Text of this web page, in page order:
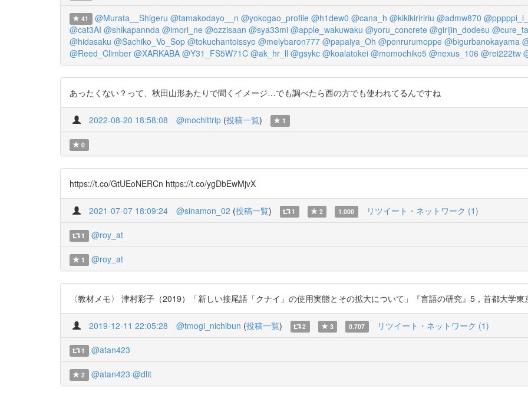
41 @Murata__Shigeru @tamakodayo__n @yokogao_profile @h1dew0 @cana_h @kikikiriririu @admw870
@cat3AI @shikapannda @imori_ne @ozzisaan @sya33mi @apple_wakuwaku @yoru_concrete @girijin_dodesu
@hidasaku @Sachiko_Vo_Sop @tokuchantoissyo @melybaron777 @papaiya_Oh @ponrurumoppe @bigurbanokayama
@Reed_Climber @XARKABA @Y31_FS5W71C @ak_hr_ll @gsykc @koalatokei @momochiko5 @nexus_106 @rei222tw
あったくない？って、秋田山形あたりで聞くイメージ…でも調べたら西の方でも使われてるんですね
2022-08-20 18:58:08 @mochittrip (投稿一覧) 1
0
https://t.co/GtUEoNERCn https://t.co/ygDbEwMjvX
2021-07-07 18:09:24 @sinamon_02 (投稿一覧) 1 2 1.000 リツイート・ネットワーク (1)
1 @roy_at
1 @roy_at
〈教材メモ〉 津村彩子（2019）「新しい接尾語「クナイ」の使用実態とその拡大について」『言語の研究』5，首都大学
2019-12-11 22:05:28 @tmogi_nichibun (投稿一覧) 2 3 0.707 リツイート・ネットワーク (1)
1 @atan423
2 @atan423 @dlit